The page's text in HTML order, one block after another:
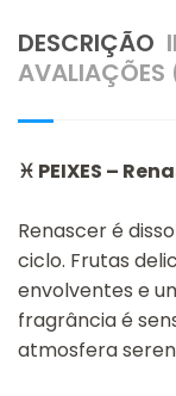
DESCRIÇÃO
♓ PEIXES –
Renascer é
ciclo. Frutas
envolventes e
fragrância é
atmosfera